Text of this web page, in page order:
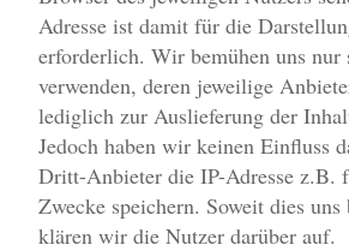
Adresse ist damit für die
erforderlich. Wir bemühen uns nur
verwenden, deren jeweilige
lediglich zur Auslieferung der
Jedoch haben wir keinen Einfluss
Dritt-Anbieter die IP-Adresse z.B.
Zwecke speichern. Soweit dies uns
klären wir die Nutzer darüber auf.